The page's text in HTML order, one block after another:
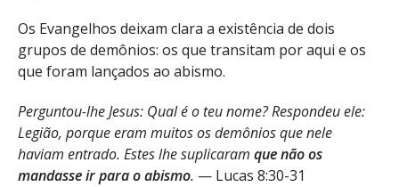
Os Evangelhos deixam clara a existência de dois
grupos de demônios: os que transitam por aqui e os
que foram lançados ao abismo.
Perguntou-lhe Jesus: Qual é o teu nome? Respondeu ele:
Legião, porque eram muitos os demônios que nele
haviam entrado. Estes lhe suplicaram que não os
mandasse ir para o abismo. — Lucas 8:30-31